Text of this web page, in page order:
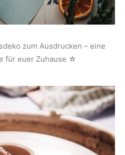
zum Ausdrucken – eine
für euer Zuhause ☆